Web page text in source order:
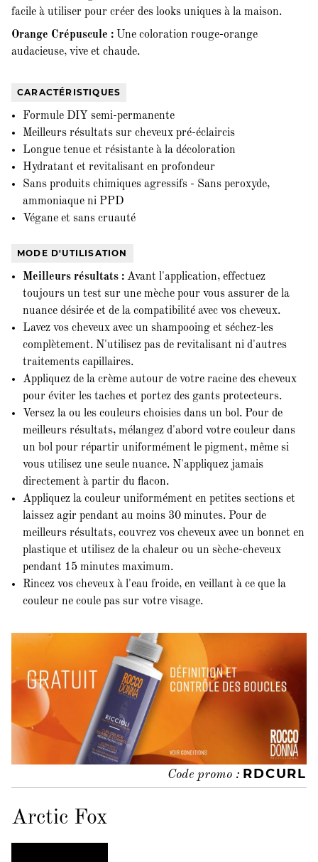
facile à utiliser pour créer des looks uniques à la maison.
Orange Crépuscule : Une coloration rouge-orange
audacieuse, vive et chaude.
CARACTÉRISTIQUES
Formule DIY semi-permanente
Meilleurs résultats sur cheveux pré-éclaircis
Longue tenue et résistante à la décoloration
Hydratant et revitalisant en profondeur
Sans produits chimiques agressifs - Sans peroxyde,
ammoniaque ni PPD
Végane et sans cruauté
MODE D'UTILISATION
Meilleurs résultats : Avant l'application, effectuez
toujours un test sur une mèche pour vous assurer de la
nuance désirée et de la compatibilité avec vos cheveux.
Lavez vos cheveux avec un shampooing et séchez-les
complètement. N'utilisez pas de revitalisant ni d'autres
traitements capillaires.
Appliquez de la crème autour de votre racine des cheveux
pour éviter les taches et portez des gants protecteurs.
Versez la ou les couleurs choisies dans un bol. Pour de
meilleurs résultats, mélangez d'abord votre couleur dans
un bol pour répartir uniformément le pigment, même si
vous utilisez une seule nuance. N'appliquez jamais
directement à partir du flacon.
Appliquez la couleur uniformément en petites sections et
laissez agir pendant au moins 30 minutes. Pour de
meilleurs résultats, couvrez vos cheveux avec un bonnet en
plastique et utilisez de la chaleur ou un sèche-cheveux
pendant 15 minutes maximum.
Rincez vos cheveux à l'eau froide, en veillant à ce que la
couleur ne coule pas sur votre visage.
Code promo : RDCURL
Arctic Fox